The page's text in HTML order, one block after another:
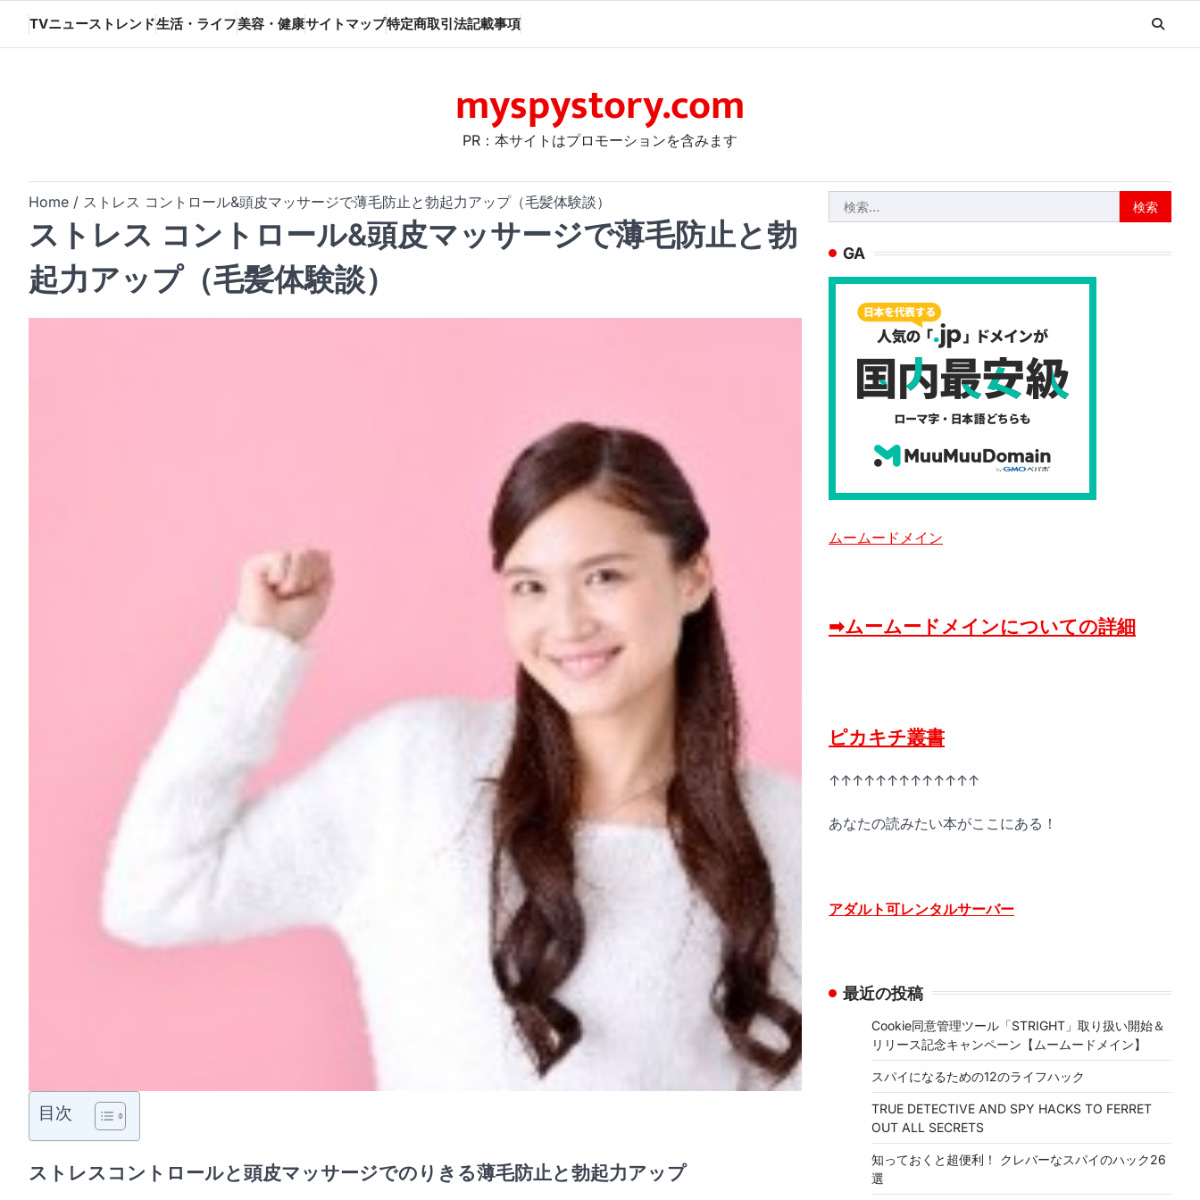
content
TVニューストレンド生活・ライフ美容・健康サイトマップ特定商取引法記載事項
myspystory.com
PR：本サイトはプロモーションを含みます
Home ストレス コントロール&頭皮マッサージで薄毛防止と勃起力アップ（毛髪体験談）
ストレス コントロール&頭皮マッサージで薄毛防止と勃
起力アップ（毛髪体験談）
目次
ストレスコントロールと頭皮マッサージでのりきる薄毛防止と勃起力アップ
索:
GA
ムームードメイン
➡ムームードメインについての詳細
ピカキチ叢書
↑↑↑↑↑↑↑↑↑↑↑↑↑
あなたの読みたい本がここにある！
アダルト可レンタルサーバー
最近の投稿
Cookie同意管理ツール「STRIGHT」取り扱い開始＆
リリース記念キャンペーン【ムームードメイン】
スパイになるための12のライフハック
TRUE DETECTIVE AND SPY HACKS TO FERRET
OUT ALL SECRETS
知っておくと超便利！ クレバーなスパイのハック26
選